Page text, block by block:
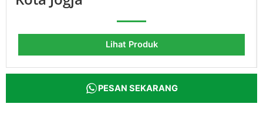
Lihat Produk
PESAN SEKARANG